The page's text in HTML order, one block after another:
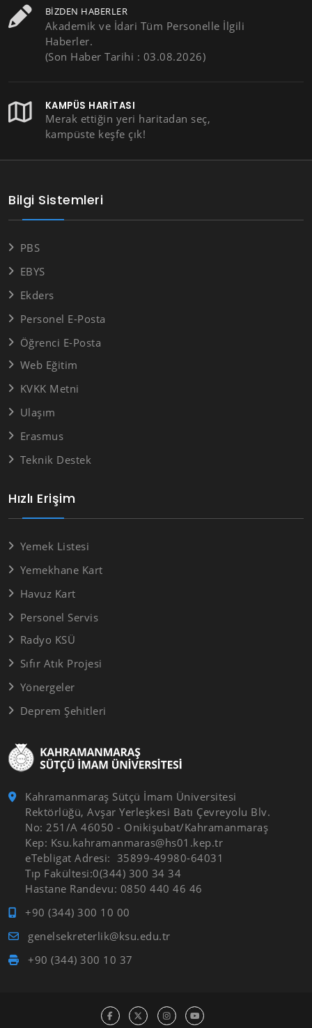
BIZDEN HABERLER
Akademik ve İdari Tüm Personelle İlgili
Haberler.
(Son Haber Tarihi : 03.08.2026)
KAMPÜS HARITASI
Merak ettiğin yeri haritadan seç,
kampüste keşfe çık!
Kahramanmaraş Sütçü İmam Üniversitesi
Rektörlüğü, Avşar Yerleşkesi Batı Çevreyolu Blv.
No: 251/A 46050 - Onikişubat/Kahramanmaraş
Kep: Ksu.kahramanmaras@hs01.kep.tr
eTebligat Adresi: 35899-49980-64031
Tıp Fakültesi:0(344) 300 34 34
Hastane Randevu: 0850 440 46 46
+90 (344) 300 10 00
genelsekreterlik@ksu.edu.tr
+90 (344) 300 10 37
Hızlı Erişim
Yemek Listesi
Yemekhane Kart
Havuz Kart
Personel Servis
Radyo KSÜ
Sıfır Atık Projesi
Yönergeler
Deprem Şehitleri
Bilgi Sistemleri
PBS
EBYS
Ekders
Personel E-Posta
Öğrenci E-Posta
Web Eğitim
KVKK Metni
Ulaşım
Erasmus
Teknik Destek